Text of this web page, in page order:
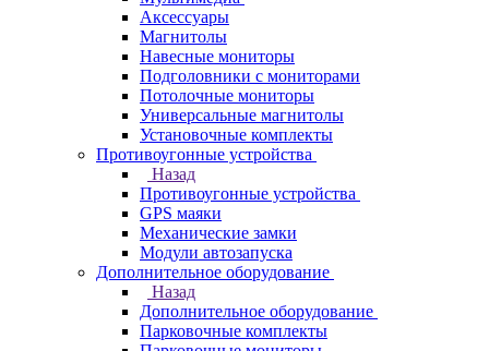
Аксессуары
Магнитолы
Навесные мониторы
Подголовники с мониторами
Потолочные мониторы
Универсальные магнитолы
Установочные комплекты
Противоугонные устройства
Назад
Противоугонные устройства
GPS маяки
Механические замки
Модули автозапуска
Дополнительное оборудование
Назад
Дополнительное оборудование
Парковочные комплекты